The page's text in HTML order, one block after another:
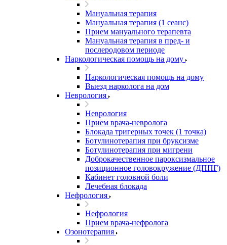
Мануальная терапия
Мануальная терапия (1 сеанс)
Прием мануального терапевта
Мануальная терапия в пред- и
послеродовом периоде
Наркологическая помощь на дому
Наркологическая помощь на дому
Выезд нарколога на дом
Неврология
Неврология
Прием врача-невролога
Блокада тригерных точек (1 точка)
Ботулинотерапия при бруксизме
Ботулинотерапия при мигрени
Доброкачественное пароксизмальное
позиционное головокружение (ДППГ)
Кабинет головной боли
Лечебная блокада
Нефрология
Нефрология
Прием врача-нефролога
Озонотерапия